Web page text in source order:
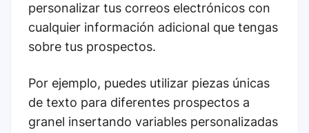
personalizar tus correos electrónicos con
cualquier información adicional que tengas
sobre tus prospectos.
Por ejemplo, puedes utilizar piezas únicas
de texto para diferentes prospectos a
granel insertando variables personalizadas